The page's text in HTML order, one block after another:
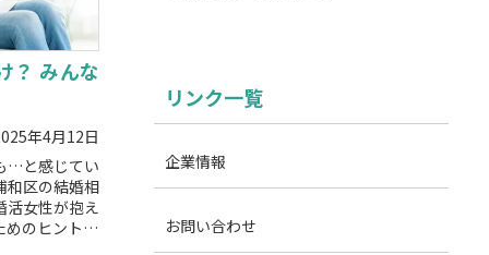
？ みんな
年4月12日
…と感じてい
和区の結婚相
活女性が抱え
めのヒントを
リンク一覧
企業情報
お問い合わせ